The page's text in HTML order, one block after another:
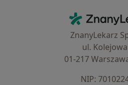
ZnanyLekarz
ul.
01-217
NIP: